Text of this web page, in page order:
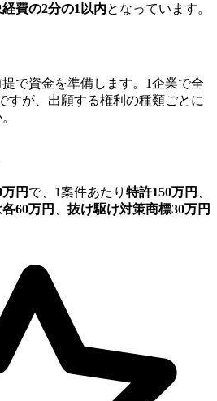
費の2分の1以内となっています。
で資金を準備します。1企業で全
すが、出願する権利の種類ごとに
円 で、1案件あたり 特許150万円
60万円
抜け駆け対策商標30万円